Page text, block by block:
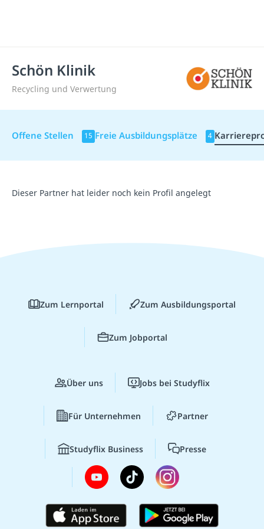
Schön Klinik
Recycling und Verwertung
Offene Stellen 15 Freie Ausbildungsplätze 4
Dieser Partner hat leider noch kein Profil angelegt
Zum Lernportal Zum Ausbildungsportal
Zum Jobportal
Über uns Jobs bei Studyflix
Für Unternehmen Partner
Studyflix Business Presse